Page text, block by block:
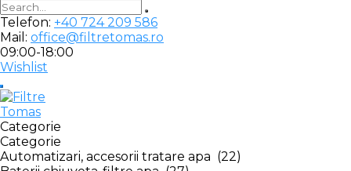
Telefon: +40 724 209 586
Mail: office@filtretomas.ro
09:00-18:00
Wishlist
Categorie
Categorie
Automatizari, accesorii tratare apa (22)